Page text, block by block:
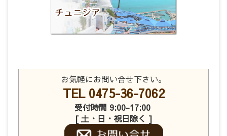
お気軽にお問い合せ下さい。
TEL 0475-36-7062
受付時間 9:00-17:00
[ 土・日・祝日除く ]